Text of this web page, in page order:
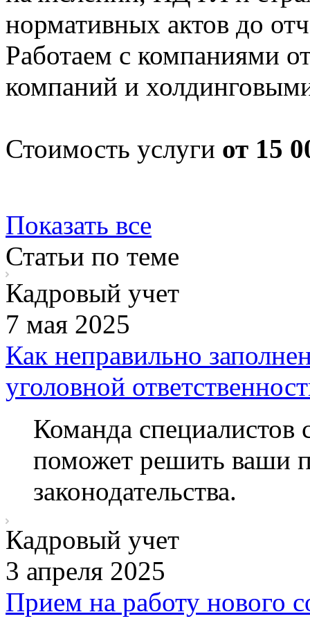
нормативных актов до
Работаем с компаниями
компаний и
Стоимость услуги от 15
Показать все
Статьи по теме
Кадровый учет
7 мая 2025
Как неправильно
уголовной
Команда
поможет решить ваши
законодательства.
Кадровый учет
3 апреля 2025
Прием на работу нового